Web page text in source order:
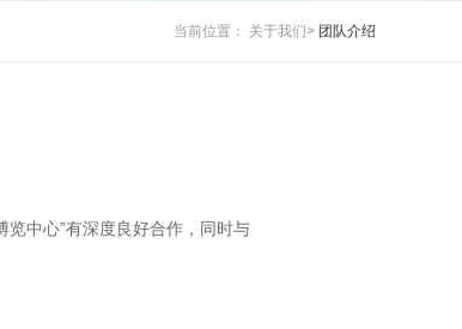
当前位置： 关于我们> 团队介绍
览中心”有深度良好合作，同时与